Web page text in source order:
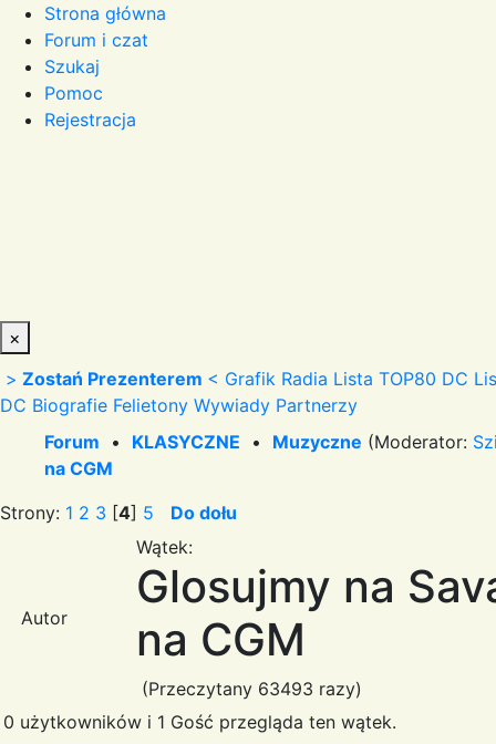
Strona główna
Forum i czat
Szukaj
Pomoc
Rejestracja
×
> Zostań Prezenterem < Grafik Radia Lista TOP80 DC
DC Biografie Felietony Wywiady Partnerzy
Forum • KLASYCZNE • Muzyczne (Moderator:
na CGM
Strony: 1 2 3 [4] 5 Do dołu
Autor
Wątek:
Glosujmy na
na CGM
(Przeczytany 63493 razy)
0 użytkowników i 1 Gość przegląda ten wątek.